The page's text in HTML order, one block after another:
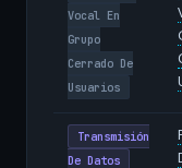
Vocal En
Grupo
Cerrado De
Usuarios
Transmisión
De Datos